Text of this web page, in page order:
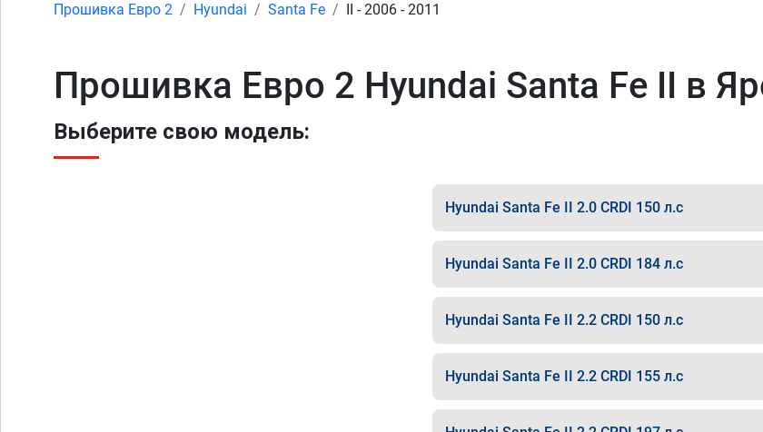
Прошивка Евро 2 Hyundai Santa Fe II - 2006 - 2011
Прошивка Евро 2 Hyundai Santa Fe II в
Выберите свою модель:
Hyundai Santa Fe II 2.0 CRDI 150 л.с
Hyundai Santa Fe II 2.0 CRDI 184 л.с
Hyundai Santa Fe II 2.2 CRDI 150 л.с
Hyundai Santa Fe II 2.2 CRDI 155 л.с